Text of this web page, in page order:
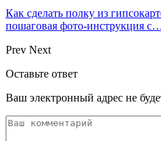
Как сделать полку из
пошаговая фото-инструкция
Prev Next
Оставьте ответ
Ваш электронный адрес не